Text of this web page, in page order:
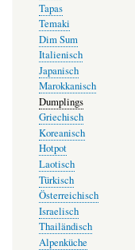
Tapas
Temaki
Dim Sum
Italienisch
Japanisch
Marokkanisch
Dumplings
Griechisch
Koreanisch
Hotpot
Laotisch
Türkisch
Österreichisch
Israelisch
Thailändisch
Alpenküche